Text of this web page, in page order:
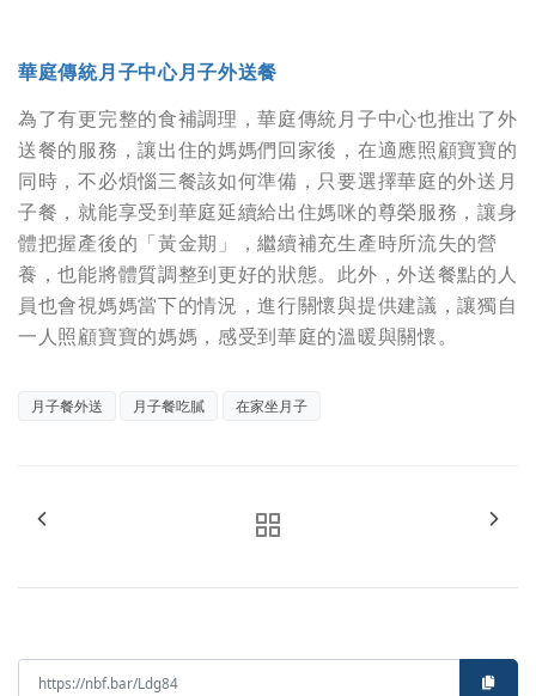
華庭傳統月子中心月子外送餐
為了有更完整的食補調理，華庭傳統月子中心也推出了外
送餐的服務，讓出住的媽媽們回家後，在適應照顧寶寶的
同時，不必煩惱三餐該如何準備，只要選擇華庭的外送月
子餐，就能享受到華庭延續給出住媽咪的尊榮服務，讓身
體把握產後的「黃金期」，繼續補充生產時所流失的營
養，也能將體質調整到更好的狀態。此外，外送餐點的人
員也會視媽媽當下的情況，進行關懷與提供建議，讓獨自
一人照顧寶寶的媽媽，感受到華庭的溫暖與關懷。
月子餐外送 月子餐吃膩 在家坐月子